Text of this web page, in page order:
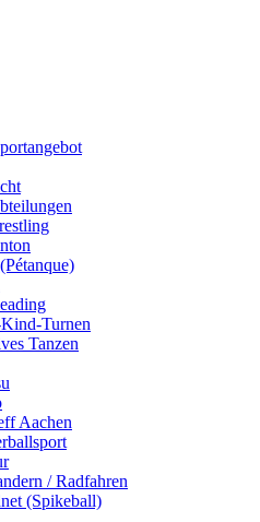
Turnen
Tanzen
Aachen
/ Radfahren
(Spikeball)